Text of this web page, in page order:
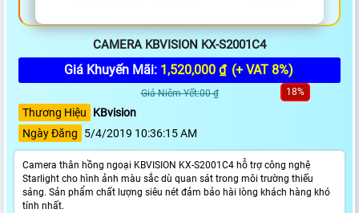
CAMERA KBVISION KX-S2001C4
Giá Khuyến Mãi: 1,520,000 ₫ (+ VAT 8%)
Giá Niêm Yết:00 ₫ 18%
Thương Hiệu
KBvision
Ngày Đăng
5/4/2019 10:36:15 AM
Camera thân hồng ngoại KBVISION KX-S2001C4 hỗ trợ công nghệ
Starlight cho hình ảnh màu sắc dù quan sát trong môi trường thiếu
sáng. Sản phẩm chất lượng siêu nét đảm bảo hài lòng khách hàng khó
tính nhất.